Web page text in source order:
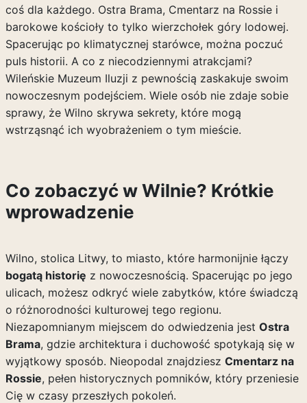
coś dla każdego. Ostra Brama, Cmentarz na Rossie i
barokowe kościoły to tylko wierzchołek góry lodowej.
Spacerując po klimatycznej starówce, można poczuć
puls historii. A co z niecodziennymi atrakcjami?
Wileńskie Muzeum Iluzji z pewnością zaskakuje swoim
nowoczesnym podejściem. Wiele osób nie zdaje sobie
sprawy, że Wilno skrywa sekrety, które mogą
wstrząsnąć ich wyobrażeniem o tym mieście.
Co zobaczyć w Wilnie? Krótkie
wprowadzenie
Wilno, stolica Litwy, to miasto, które harmonijnie łączy
bogatą historię z nowoczesnością. Spacerując po jego
ulicach, możesz odkryć wiele zabytków, które świadczą
o różnorodności kulturowej tego regionu.
Niezapomnianym miejscem do odwiedzenia jest Ostra
Brama, gdzie architektura i duchowość spotykają się w
wyjątkowy sposób. Nieopodal znajdziesz Cmentarz na
Rossie, pełen historycznych pomników, który przeniesie
Cię w czasy przeszłych pokoleń.